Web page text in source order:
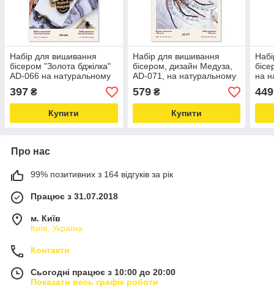
Набір для вишивання
бісером "Золота бджілка"
AD-066 на натуральному
полотні Love&Life -online-
multimarket-
397 ₴
Купити
Набір для вишивання
бісером, дизайн Медуза,
AD-071, на натуральному
полотні Love&Life -online-
multimarket-
579₴
Купити
на
449
Про нас
99% позитивних з 164 відгуків за рік
Працює з 31.07.2018
м. Київ
Київ, Україна
Контакти
Сьогодні працює з 10:00 до 20:00
Показати весь графік роботи